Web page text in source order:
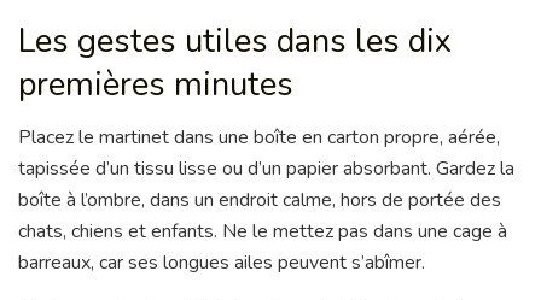
Les gestes utiles dans les dix
premières minutes
Placez le martinet dans une boîte en carton propre, aérée,
tapissée d’un tissu lisse ou d’un papier absorbant. Gardez la
boîte à l’ombre, dans un endroit calme, hors de portée des
chats, chiens et enfants. Ne le mettez pas dans une cage à
barreaux, car ses longues ailes peuvent s’abîmer.